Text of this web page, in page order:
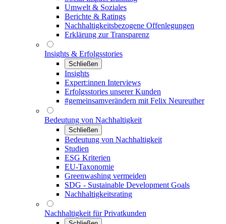
Umwelt & Soziales
Berichte & Ratings
Nachhaltigkeitsbezogene Offenlegungen
Erklärung zur Transparenz
Insights & Erfolgsstories
Schließen
Insights
Expert:innen Interviews
Erfolgsstories unserer Kunden
#gemeinsamverändern mit Felix Neureuther
Bedeutung von Nachhaltigkeit
Schließen
Bedeutung von Nachhaltigkeit
Studien
ESG Kriterien
EU-Taxonomie
Greenwashing vermeiden
SDG - Sustainable Development Goals
Nachhaltigkeitsrating
Nachhaltigkeit für Privatkunden